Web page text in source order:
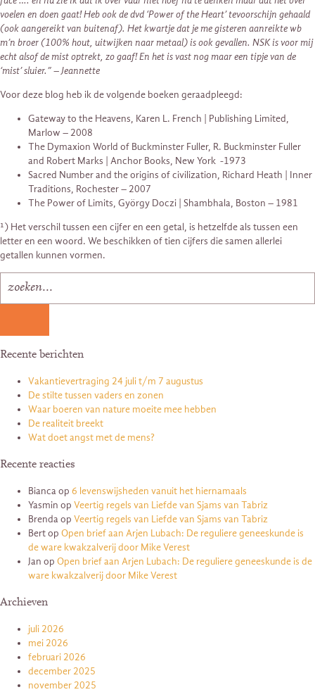
voelen en doen gaat! Heb ook de dvd ‘Power of the Heart’ tevoorschijn gehaald
(ook aangereikt van buitenaf). Het kwartje dat je me gisteren aanreikte wb
m’n broer (100% hout, uitwijken naar metaal) is ook gevallen. NSK is voor mij
echt alsof de mist optrekt, zo gaaf! En het is vast nog maar een tipje van de
‘mist’ sluier.” – Jeannette
Voor deze blog heb ik de volgende boeken geraadpleegd:
Gateway to the Heavens, Karen L. French | Publishing Limited,
Marlow – 2008
The Dymaxion World of Buckminster Fuller, R. Buckminster Fuller
and Robert Marks | Anchor Books, New York -1973
Sacred Number and the origins of civilization, Richard Heath | Inner
Traditions, Rochester – 2007
The Power of Limits, György Doczi | Shambhala, Boston – 1981
¹) Het verschil tussen een cijfer en een getal, is hetzelfde als tussen een
letter en een woord. We beschikken of tien cijfers die samen allerlei
getallen kunnen vormen.
Recente berichten
Vakantievertraging 24 juli t/m 7 augustus
De stilte tussen vaders en zonen
Waar boeren van nature moeite mee hebben
De realiteit breekt
Wat doet angst met de mens?
Recente reacties
Biancaop 6 levenswijsheden vanuit het hiernamaals
Yasmin op Veertig regels van Liefde van Sjams van Tabriz
Brendaop Veertig regels van Liefde van Sjams van Tabriz
Bertop Open brief aan Arjen Lubach: De reguliere geneeskunde is
de ware kwakzalverij door Mike Verest
Jan op Open brief aan Arjen Lubach: De reguliere geneeskunde is de
ware kwakzalverij door Mike Verest
Archieven
juli 2026
mei 2026
februari 2026
december 2025
november 2025